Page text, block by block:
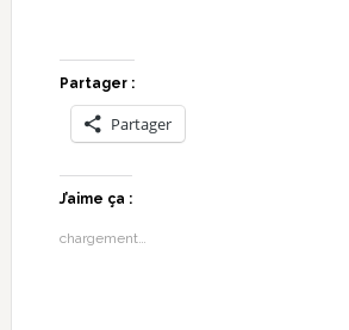
Partager :
Partager
J’aime ça :
chargement…